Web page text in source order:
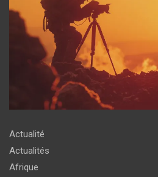
Actualité
Actualités
Afrique